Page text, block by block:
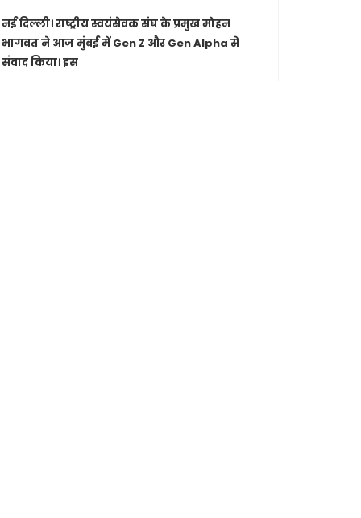
नई दिल्ली।राष्ट्रीय स्वयंसेवक संघ के प्रमुख मोहन
भागवत ने आज मुंबई में Gen Z और Gen Alpha से
संवाद किया। इस